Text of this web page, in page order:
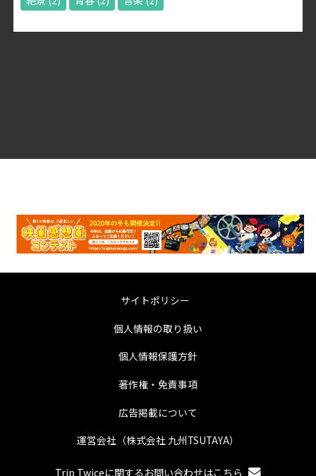
サイトポリシー
個人情報の取り扱い
個人情報保護方針
著作権・免責事項
広告掲載について
運営会社（株式会社 九州TSUTAYA）
Trip Twiceに関するお問い合わせはこちら